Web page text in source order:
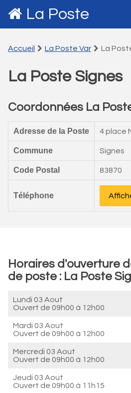
La Poste
Accueil La Poste Var La
La Poste Signes
Coordonnées La
Adresse de la Poste 4 place
Commune Signes
Code Postal 83870
Téléphone
Horaires d'ouverture
de poste : La Poste
Lundi 03 Aout
Ouvert de 09h00 à 12h00
Mardi 03 Aout
Ouvert de 09h00 à 12h00
Mercredi 03 Aout
Ouvert de 09h00 à 12h00
Jeudi 03 Aout
Ouvert de 09h00 à 11h15